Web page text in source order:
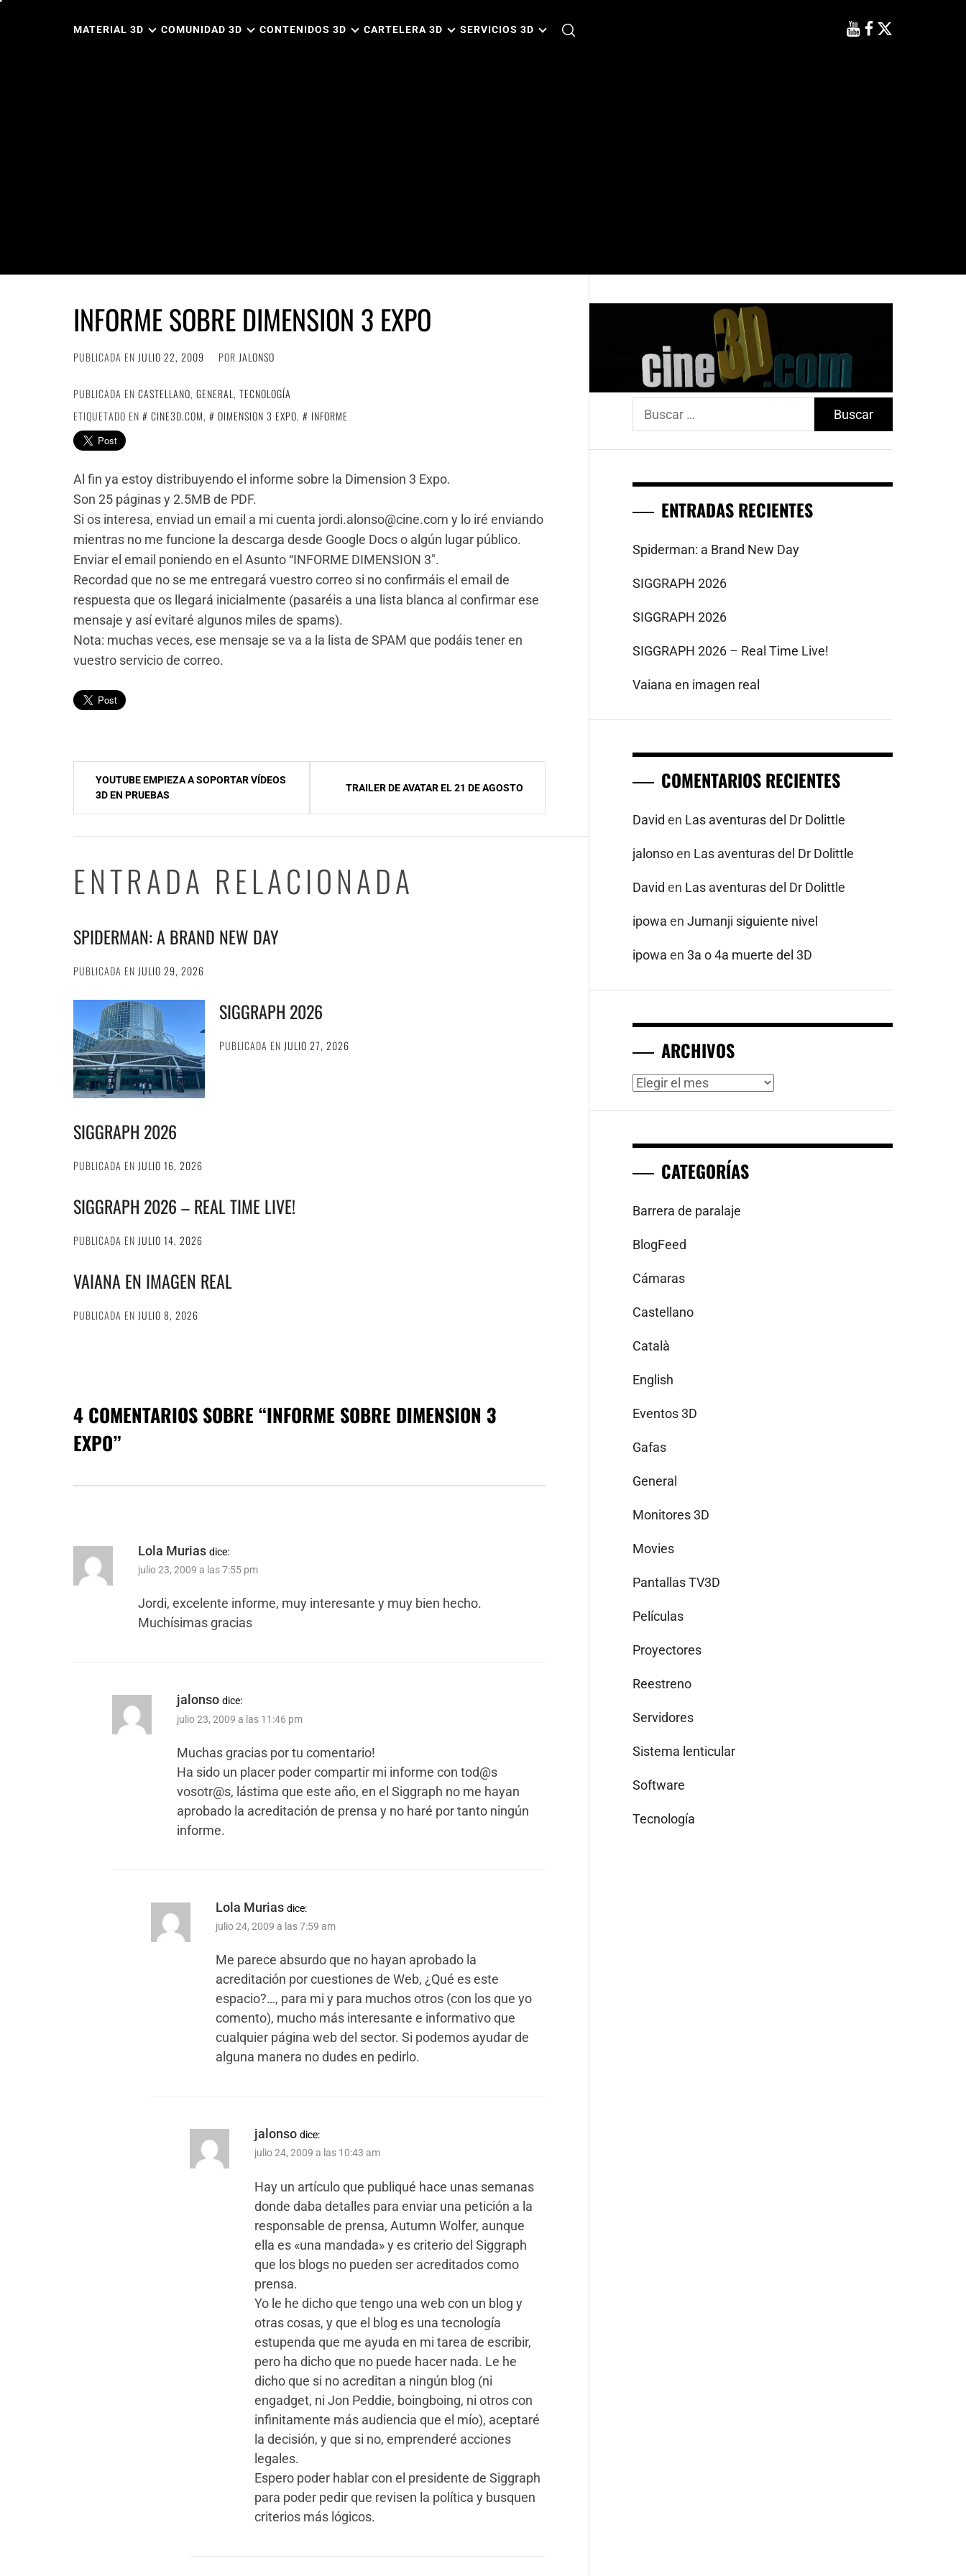
MATERIAL 3D COMUNIDAD 3D CONTENIDOS 3D CARTELERA 3D SERVICIOS 3D
INFORME SOBRE DIMENSION 3 EXPO
PUBLICADA EN JULIO 22, 2009 POR JALONSO
PUBLICADA EN CASTELLANO, GENERAL, TECNOLOGÍA
ETIQUETADO EN
CINE3D.COM, DIMENSION 3 EXPO, INFORME
Al fin ya estoy distribuyendo el informe sobre la Dimension 3 Expo.
Son 25 páginas y 2.5MB de PDF.
Si os interesa, enviad un email a mi cuenta jordi.alonso@cine.com y lo iré enviando
mientras no me funcione la descarga desde Google Docs o algún lugar público.
Enviar el email poniendo en el Asunto “INFORME DIMENSION 3″.
Recordad que no se me entregará vuestro correo si no confirmáis el email de
respuesta que os llegará inicialmente (pasaréis a una lista blanca al confirmar ese
mensaje y así evitaré algunos miles de spams).
Nota: muchas veces, ese mensaje se va a la lista de SPAM que podáis tener en
vuestro servicio de correo.
Navegación
entradas
YOUTUBE EMPIEZA A SOPORTAR VÍDEOS
3D EN PRUEBAS
TRAILER DE AVATAR EL 21 DE AGOSTO
ENTRADA RELACIONADA
SPIDERMAN: A BRAND NEW DAY
PUBLICADA EN JULIO 29, 2026
SIGGRAPH 2026
PUBLICADA EN JULIO 27, 2026
SIGGRAPH 2026
PUBLICADA EN JULIO 16, 2026
SIGGRAPH 2026 – REAL TIME LIVE!
PUBLICADA EN JULIO 14, 2026
VAIANA EN IMAGEN REAL
PUBLICADA EN JULIO 8, 2026
4 COMENTARIOS SOBRE “INFORME SOBRE DIMENSION 3
EXPO”
Lola Murias dice:
julio 23, 2009 a las 7:55 pm
Jordi, excelente informe, muy interesante y muy bien hecho.
Muchísimas gracias
jalonso dice:
julio 23, 2009 a las 11:46 pm
Muchas gracias por tu comentario!
Ha sido un placer poder compartir mi informe con tod@s
vosotr@s, lástima que este año, en el Siggraph no me hayan
aprobado la acreditación de prensa y no haré por tanto ningún
informe.
Lola Murias dice:
julio 24, 2009 a las 7:59 am
Me parece absurdo que no hayan aprobado la
acreditación por cuestiones de Web, ¿Qué es este
espacio?…, para mi y para muchos otros (con los que yo
comento), mucho más interesante e informativo que
cualquier página web del sector. Si podemos ayudar de
alguna manera no dudes en pedirlo.
jalonso dice:
julio 24, 2009 a las 10:43 am
Hay un artículo que publiqué hace unas semanas
donde daba detalles para enviar una petición a la
responsable de prensa, Autumn Wolfer, aunque
ella es «una mandada» y es criterio del Siggraph
que los blogs no pueden ser acreditados como
prensa.
Yo le he dicho que tengo una web con un blog y
otras cosas, y que el blog es una tecnología
estupenda que me ayuda en mi tarea de escribir,
pero ha dicho que no puede hacer nada. Le he
dicho que si no acreditan a ningún blog (ni
engadget, ni Jon Peddie, boingboing, ni otros con
infinitamente más audiencia que el mío), aceptaré
la decisión, y que si no, emprenderé acciones
legales.
Espero poder hablar con el presidente de Siggraph
para poder pedir que revisen la política y busquen
criterios más lógicos.
Buscar:
ENTRADAS RECIENTES
Spiderman: a Brand New Day
SIGGRAPH 2026
SIGGRAPH 2026
SIGGRAPH 2026 – Real Time Live!
Vaiana en imagen real
COMENTARIOS RECIENTES
David en Las aventuras del Dr Dolittle
jalonsoen Las aventuras del Dr Dolittle
David en Las aventuras del Dr Dolittle
ipowa enJumanji siguiente nivel
ipowa en3a o 4a muerte del 3D
ARCHIVOS
Archivos
CATEGORÍAS
Barrera de paralaje
BlogFeed
Cámaras
Castellano
Català
English
Eventos 3D
Gafas
General
Monitores 3D
Movies
Pantallas TV3D
Películas
Proyectores
Reestreno
Servidores
Sistema lenticular
Software
Tecnología